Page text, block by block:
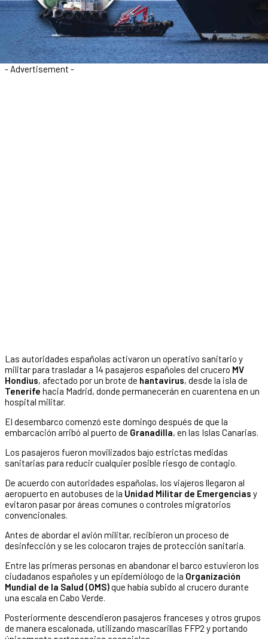
- Advertisement -
Las autoridades españolas activaron un operativo sanitario y
militar para trasladar a 14 pasajeros españoles del crucero MV
Hondius, afectado por un brote de hantavirus, desde la isla de
Tenerife hacia Madrid, donde permanecerán en cuarentena en un
hospital militar.
El desembarco comenzó este domingo después de que la
embarcación arribó al puerto de Granadilla, en las Islas Canarias.
Los pasajeros fueron movilizados bajo estrictas medidas
sanitarias para reducir cualquier posible riesgo de contagio.
De acuerdo con autoridades españolas, los viajeros llegaron al
aeropuerto en autobuses de la Unidad Militar de Emergencias y
evitaron pasar por áreas comunes o controles migratorios
convencionales.
Antes de abordar el avión militar, recibieron un proceso de
desinfección y se les colocaron trajes de protección sanitaria.
Entre las primeras personas en abandonar el barco estuvieron los
ciudadanos españoles y un epidemiólogo de la Organización
Mundial de la Salud (OMS)que había subido al crucero durante
una escala en Cabo Verde.
Posteriormente descendieron pasajeros franceses y otros grupos
de manera escalonada, utilizando mascarillas FFP2 y portando